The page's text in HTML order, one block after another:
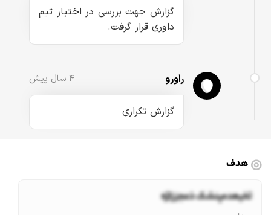
گزارش جهت بررسی در اختیار تیم
داوری قرار گرفت.
راورو ۴ سال پیش
گزارش تکراری
هدف
ثخیعدمپنشک ذعجززلژه